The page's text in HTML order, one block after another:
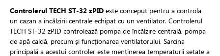
Controlerul TECH ST-32 zPID este conceput pentru a controla
un cazan a încălzirii centrale echipat cu un ventilator. Controlerul
TECH ST-32 zPID controlează pompa de încălzire centrală, pompa
de apă caldă, precum și funcționarea ventilatorului. Sarcina
principală a acestui controler este menținerea temperaturii setate a